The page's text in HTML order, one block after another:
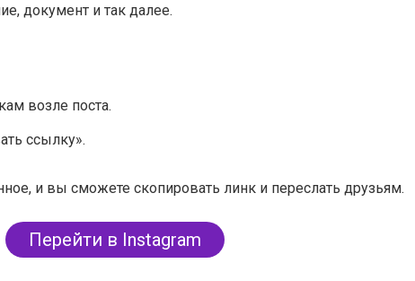
документ и так далее.
возле поста.
ссылку».
и вы сможете скопировать линк и переслать друзьям.
Перейти в Instagram